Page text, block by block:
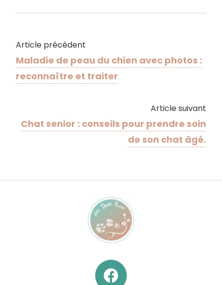
Article précédent
Maladie de peau du chien avec photos :
reconnaître et traiter
Article suivant
Chat senior : conseils pour prendre soin
de son chat âgé.